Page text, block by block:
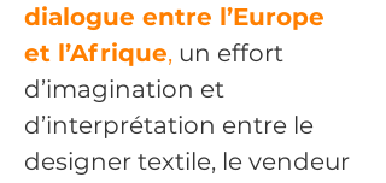
dialogue entre l’Europe
et l’Afrique, un effort
d’imagination et
d’interprétation entre le
designer textile, le vendeur